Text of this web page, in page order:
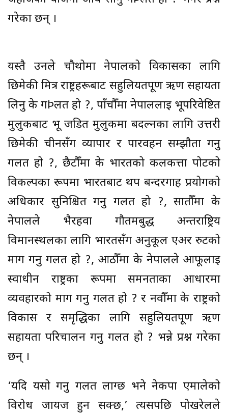
गरेका छन् ।
यस्तै उनले चौथोमा नेपालको विकासका लागि
छिमेकी मित्र राष्ट्रहरूबाट सहुलियतपूर्ण ऋण सहायता
लिनु के गÞलत हो ?, पाँचौँमा नेपाललाई भूपरिवेष्टित
मुलुकबाट भू जडित मुलुकमा बदल्नका लागि उत्तरी
छिमेकी चीनसँग व्यापार र पारवहन सम्झौता गर्नु
गलत हो ?, छैटौँमा के भारतको कलकत्ता पोर्टको
विकल्पका रूपमा भारतबाट थप बन्दरगाह प्रयोगको
अधिकार सुनिश्चित गर्नु गलत हो ?, सातौँमा के
नेपालले भैरहवा गौतमबुद्ध अन्तर्राष्ट्रिय
विमानस्थलका लागि भारतसँग अनुकूल एअर रुटको
माग गर्नु गलत हो ?, आठौँमा के नेपालले आफूलाई
स्वाधीन राष्ट्रका रूपमा समनताका आधारमा
व्यवहारको माग गर्नु गलत हो ? र नवौँमा के राष्ट्रको
विकास र समृद्धिका लागि सहुलियतपूर्ण ऋण
सहायता परिचालन गर्नु गलत हो ? भन्ने प्रश्न गरेका
छन् ।
‘यदि यसो गर्नु गलत लाग्छ भने नेकपा एमालेको
विरोध जायज हुन सक्छ,’ त्यसपछि पोखरेलले